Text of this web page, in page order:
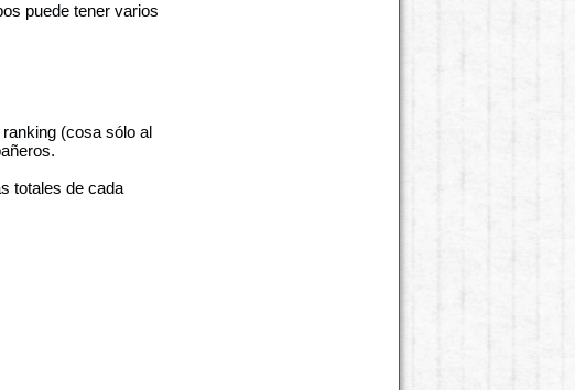
puede tener varios
(cosa sólo al
totales de cada